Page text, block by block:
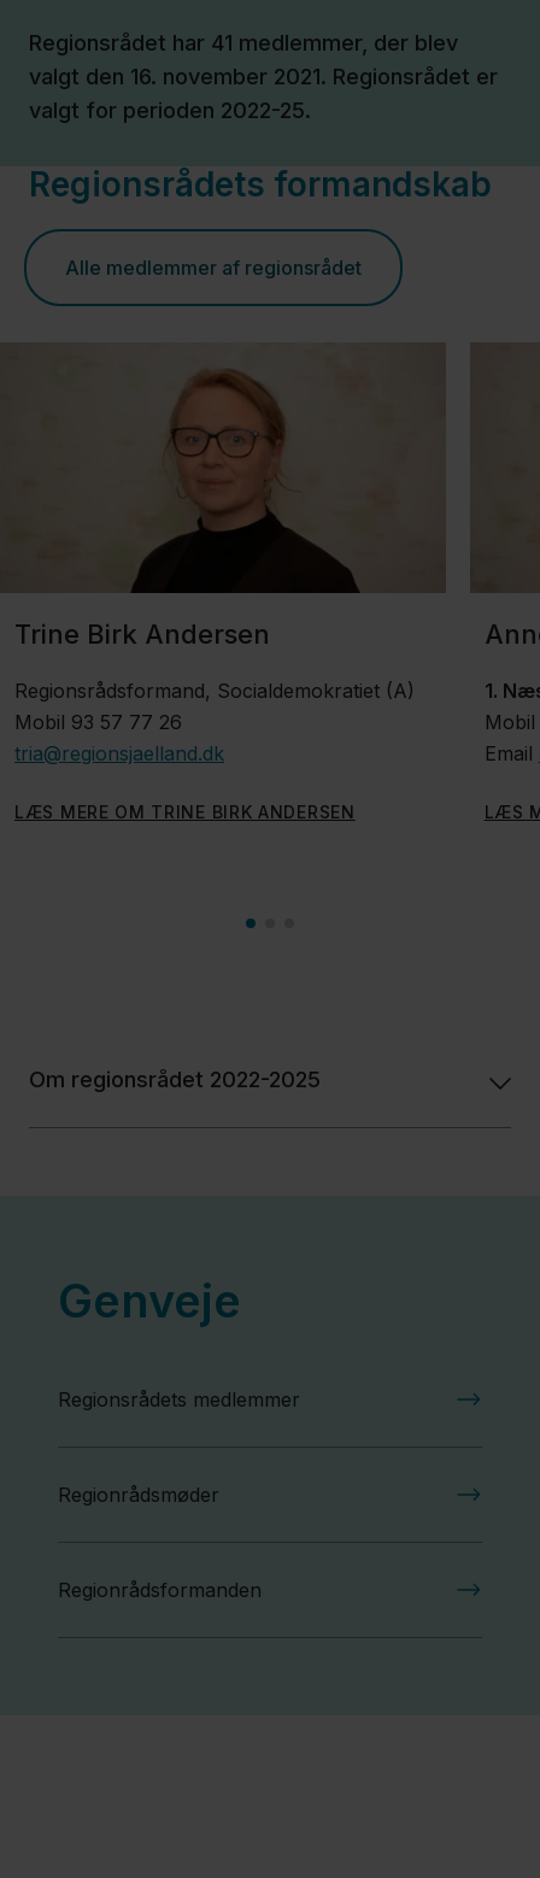
arbejde
Politiske
udvalg
og
netværk
Dagsordener
og referater
Regionsvalg
Fagfolk
Regionsrådet har 41 medlemmer, der blev
valgt den 16. november 2021. Regionsrådet er
valgt for perioden 2022-25.
Regionsrådets formandskab
Alle medlemmer af regionsrådet
Trine Birk Andersen
Regionsrådsformand, Socialdemokratiet (A)
Mobil 93 57 77 26
tria@regionsjaelland.dk
LÆS MERE OM TRINE BIRK ANDERSEN
1.
Mobil
Email
LÆS
Om regionsrådet 2022-2025
Genveje
Regionsrådets medlemmer
Regionrådsmøder
Regionrådsformanden